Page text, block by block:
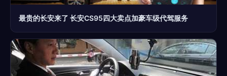
最贵的长安来了 长安CS95四大卖点加豪车级代驾服务